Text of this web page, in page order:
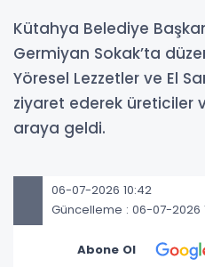
Kütahya Belediye
Germiyan Sokak’ta
Yöresel Lezzetler ve El
ziyaret ederek üreticiler
araya geldi.
06-07-2026 10:42
Güncelleme : 06-07-2026
Abone Ol